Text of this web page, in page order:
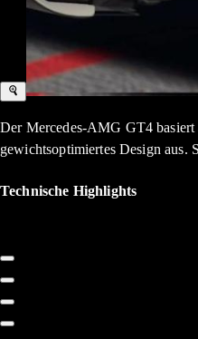
Der Mercedes-AMG GT4 basiert
gewichtsoptimiertes Design aus.
Technische Highlights